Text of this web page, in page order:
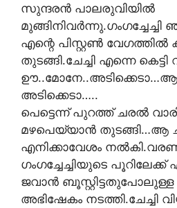
സുന്ദരന്‍ പാലരുവിയില്‍
എന്റെ പിസ്റ്റണ്‍ വേഗത്തില്‍
തുടങ്ങി.ചേച്ചി എന്നെ
അടിക്കെടാ…..
പെട്ടെന്ന് പുറത്ത് ചരല്‍
മഴപെയ്യാന്‍ തുടങ്ങി…ആ
എനിക്കാവേശം
ഗംഗച്ചേച്ചിയുടെ
ജവാന്‍
അഭിഷേകം നടത്തി.ചേച്ചി